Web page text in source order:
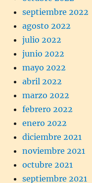
septiembre 2022
agosto 2022
julio 2022
junio 2022
mayo 2022
abril 2022
marzo 2022
febrero 2022
enero 2022
diciembre 2021
noviembre 2021
octubre 2021
septiembre 2021